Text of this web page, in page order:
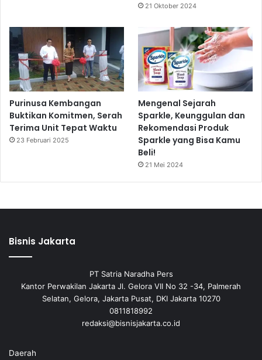
21 Oktober 2024
Purinusa Kembangan
Buktikan Komitmen, Serah
Terima Unit Tepat Waktu
23 Februari 2025
Mengenal Sejarah
Sparkle, Keunggulan dan
Rekomendasi Produk
Sparkle yang Bisa Kamu
Beli!
21 Mei 2024
Bisnis Jakarta
PT Satria Naradha Pers
Kantor Perwakilan Jakarta Jl. Gelora VII No 32 -34, Palmerah
Selatan, Gelora, Jakarta Pusat, DKI Jakarta 10270
0811818992
redaksi@bisnisjakarta.co.id
Daerah